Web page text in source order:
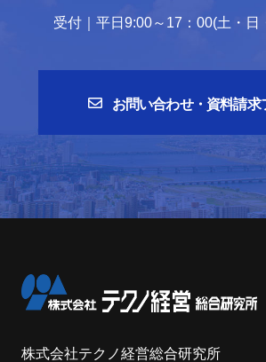
受付｜平日9:00～17：00(土・日
お問い合わせ・資料請求
株式会社テクノ経営総合研究所